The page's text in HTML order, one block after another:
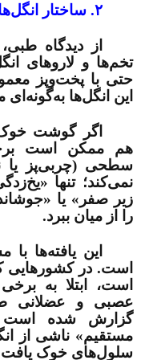
۲. ساختار انگل‌ها و تخم‌ها در گوشت خوک
از دیدگاه
تخم‌ها و لاروهای
حتی با پخت‌وپز
این انگل‌ها به‌گونه‌ای
اگر گوشت
هم ممکن است
سطحی (چربی‌پز یا
زیر صفر» یا
را از میان ببرد.
این یافته‌ها
است. در
است، ابتلا به
عصبی و عضلانی
گزارش شده است
مستقیم» ناشی از
سلول‌های خوک یافت